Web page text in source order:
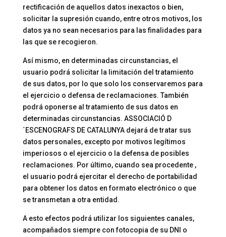
rectificación de aquellos datos inexactos o bien,
solicitar la supresión cuando, entre otros motivos, los
datos ya no sean necesarios para las finalidades para
las que se recogieron.
Así mismo, en determinadas circunstancias, el
usuario podrá solicitar la limitación del tratamiento
de sus datos, por lo que solo los conservaremos para
el ejercicio o defensa de reclamaciones. También
podrá oponerse al tratamiento de sus datos en
determinadas circunstancias. ASSOCIACIÓ D
´ESCENOGRAFS DE CATALUNYA dejará de tratar sus
datos personales, excepto por motivos legítimos
imperiosos o el ejercicio o la defensa de posibles
reclamaciones. Por último, cuando sea procedente ,
el usuario podrá ejercitar el derecho de portabilidad
para obtener los datos en formato electrónico o que
se transmetan a otra entidad.
A esto efectos podrá utilizar los siguientes canales,
acompañados siempre con fotocopia de su DNI o